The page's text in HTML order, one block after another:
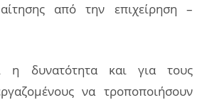
από την επιχείρηση –
η δυνατότητα και για τους
να τροποποιήσουν